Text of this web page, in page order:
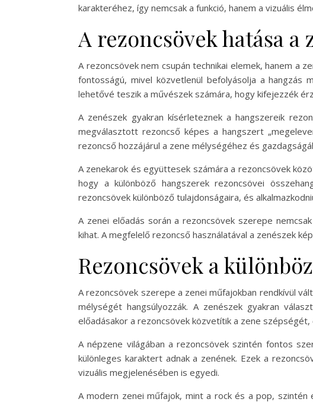
karakteréhez, így nemcsak a funkció, hanem a vizuális
A rezoncsövek hatása a
A rezoncsövek nem csupán technikai elemek, hanem a
fontosságú, mivel közvetlenül befolyásolja a hangzás
lehetővé teszik a művészek számára, hogy kifejezzék
A zenészek gyakran kísérleteznek a hangszereik
megválasztott rezoncső képes a hangszert
rezoncső hozzájárul a zene mélységéhez és
A zenekarok és együttesek számára a rezoncsövek
hogy a különböző hangszerek rezoncsövei
rezoncsövek különböző tulajdonságaira, és
A zenei előadás során a rezoncsövek szerepe
kihat. A megfelelő rezoncső használatával a zenészek
Rezoncsövek a
A rezoncsövek szerepe a zenei műfajokban rendkívül
mélységét hangsúlyozzák. A zenészek gyakran
előadásakor a rezoncsövek közvetítik a zene
A népzene világában a rezoncsövek szintén fontos
különleges karaktert adnak a zenének. Ezek a
vizuális megjelenésében is egyedi.
A modern zenei műfajok, mint a rock és a pop,